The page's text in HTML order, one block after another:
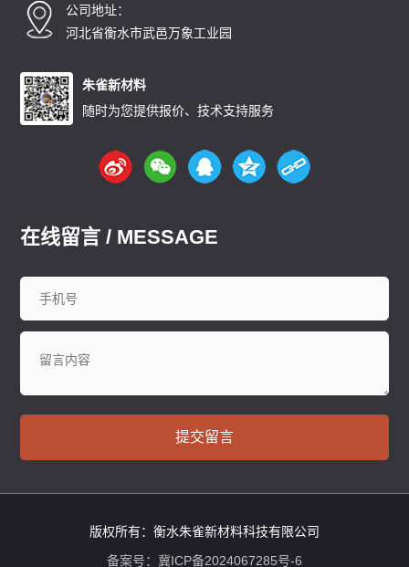
公司地址：
河北省衡水市武邑万象工业园
朱雀新材料
随时为您提供报价、技术支持服务
在线留言 / MESSAGE
提交留言
版权所有：衡水朱雀新材料科技有限公司
备案号： 冀ICP备2024067285号-6